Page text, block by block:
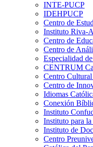
INTE-PUCP
IDEHPUCP
Centro de
Instituto Riva-
Centro de
Centro de
Especialidad
CENTRUM
Centro
Centro de
Idiomas
Conexión
Instituto
Instituto para
Instituto de
Centro